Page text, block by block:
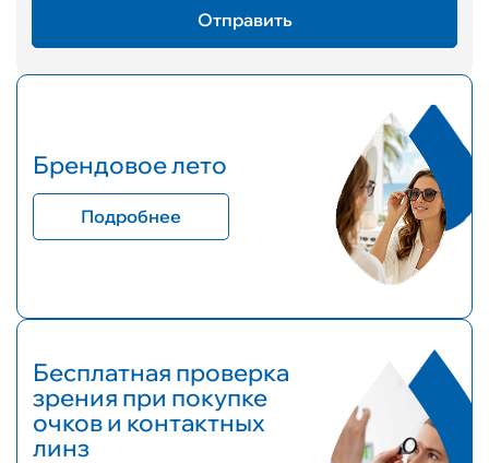
Брендовое лето
Подробнее
Бесплатная проверка
зрения при покупке
очков и контактных
линз